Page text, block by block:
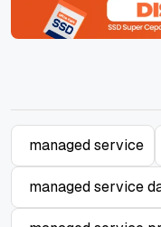
managed service
managed service